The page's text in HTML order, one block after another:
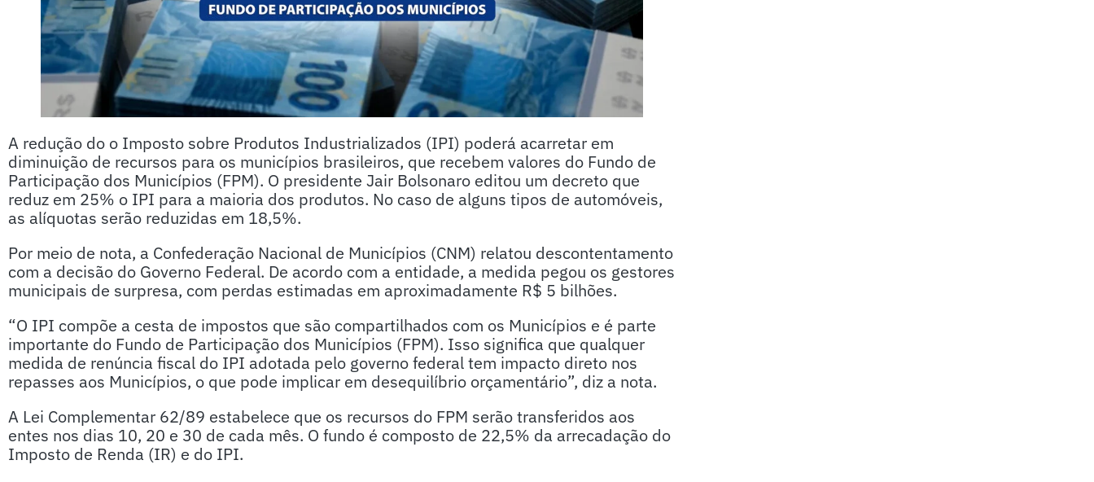
A redução do o Imposto sobre Produtos Industrializados (IPI) poderá acarretar em
diminuição de recursos para os municípios brasileiros, que recebem valores do Fundo de
Participação dos Municípios (FPM). O presidente Jair Bolsonaro editou um decreto que
reduz em 25% o IPI para a maioria dos produtos. No caso de alguns tipos de automóveis,
as alíquotas serão reduzidas em 18,5%.
Por meio de nota, a Confederação Nacional de Municípios (CNM) relatou descontentamento
com a decisão do Governo Federal. De acordo com a entidade, a medida pegou os gestores
municipais de surpresa, com perdas estimadas em aproximadamente R$ 5 bilhões.
“O IPI compõe a cesta de impostos que são compartilhados com os Municípios e é parte
importante do Fundo de Participação dos Municípios (FPM). Isso significa que qualquer
medida de renúncia fiscal do IPI adotada pelo governo federal tem impacto direto nos
repasses aos Municípios, o que pode implicar em desequilíbrio orçamentário”, diz a nota.
A Lei Complementar 62/89 estabelece que os recursos do FPM serão transferidos aos
entes nos dias 10, 20 e 30 de cada mês. O fundo é composto de 22,5% da arrecadação do
Imposto de Renda (IR) e do IPI.